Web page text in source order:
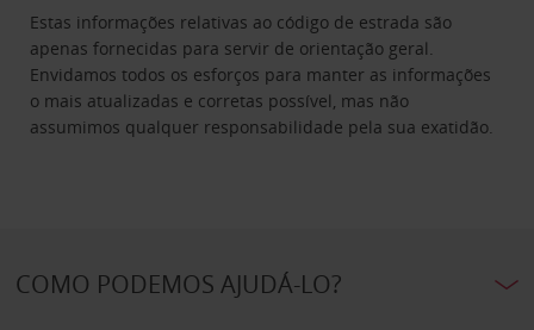
Estas informações relativas ao código de estrada são
apenas fornecidas para servir de orientação geral.
Envidamos todos os esforços para manter as informações
o mais atualizadas e corretas possível, mas não
assumimos qualquer responsabilidade pela sua exatidão.
COMO PODEMOS AJUDÁ-LO?